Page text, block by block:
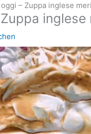
– Zuppa inglese